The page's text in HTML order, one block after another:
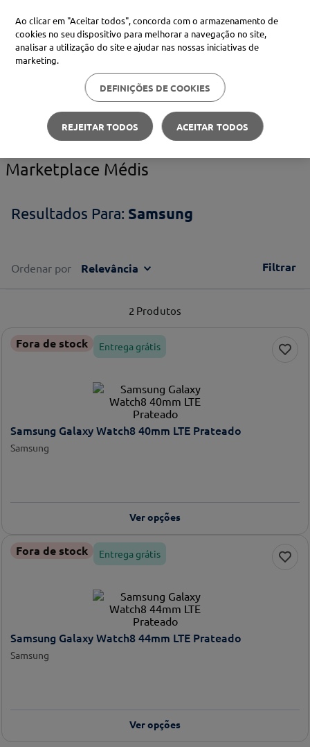
Procure no Marketplace Médis
Pesquisas mais comuns
xiaomi
3º uriage
samsung
Marketplace Médis
Samsung
Ordenar por Relevância Filtrar
2 Produtos
Fora de stock Entrega grátis
Samsung Galaxy Watch8 40mm LTE Prateado
Samsung
Ver opções
Fora de stock Entrega grátis
Samsung Galaxy Watch8 44mm LTE Prateado
Samsung
Ver opções
Ao clicar em "Aceitar todos", concorda com o armazenamento de
cookies no seu dispositivo para melhorar a navegação no site,
analisar a utilização do site e ajudar nas nossas iniciativas de
marketing.
DEFINIÇÕES DE COOKIES
REJEITAR TODOS ACEITAR TODOS